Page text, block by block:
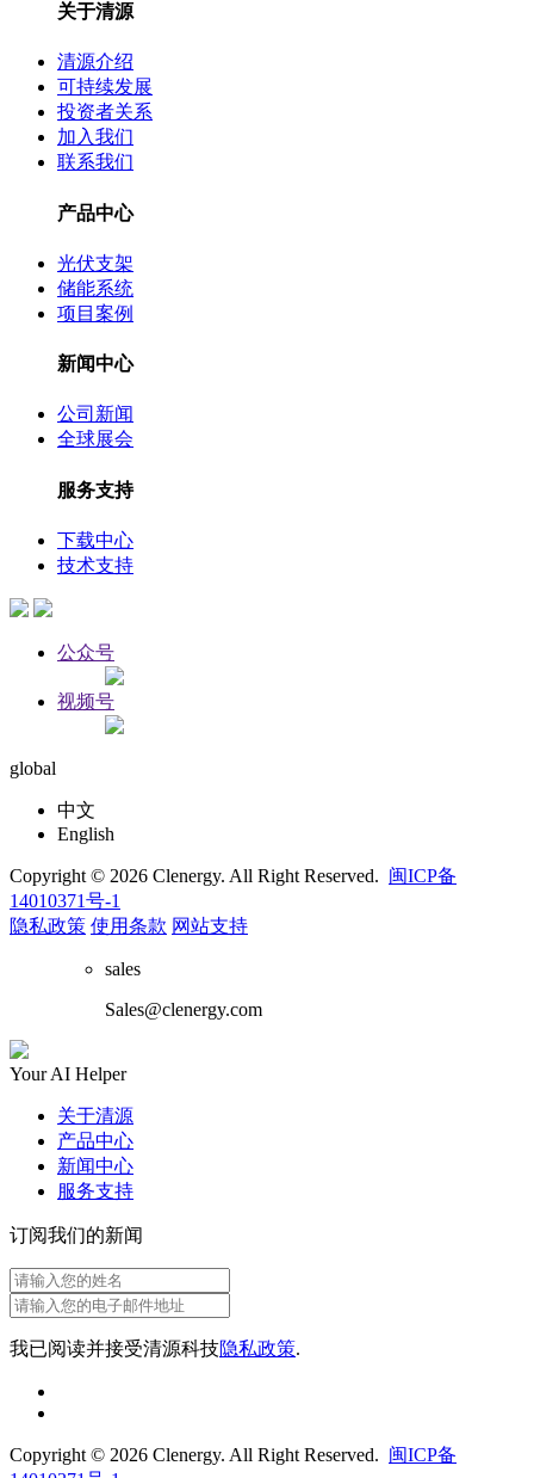
关于清源
清源介绍
可持续发展
投资者关系
加入我们
联系我们
产品中心
光伏支架
储能系统
项目案例
新闻中心
公司新闻
全球展会
服务支持
下载中心
技术支持
公众号
视频号
global
中文
English
Copyright © 2026 Clenergy. All Right Reserved. 闽ICP备
14010371号-1
隐私政策 使用条款 网站支持
sales
Sales@clenergy.com
Your AI Helper
关于清源
产品中心
新闻中心
服务支持
订阅我们的新闻
我已阅读并接受清源科技隐私政策.
Copyright © 2026 Clenergy. All Right Reserved. 闽ICP备